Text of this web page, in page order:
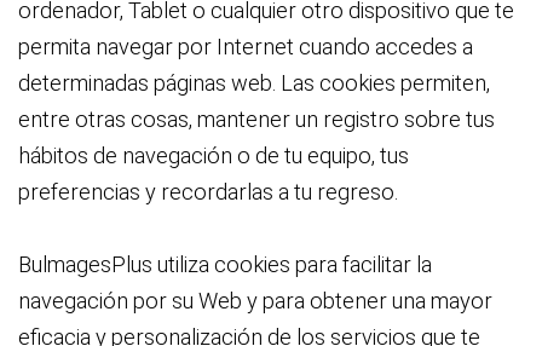
ordenador, Tablet o cualquier otro dispositivo que te
permita navegar por Internet cuando accedes a
determinadas páginas web. Las cookies permiten,
entre otras cosas, mantener un registro sobre tus
hábitos de navegación o de tu equipo, tus
preferencias y recordarlas a tu regreso.
BulmagesPlus utiliza cookies para facilitar la
navegación por su Web y para obtener una mayor
eficacia y personalización de los servicios que te